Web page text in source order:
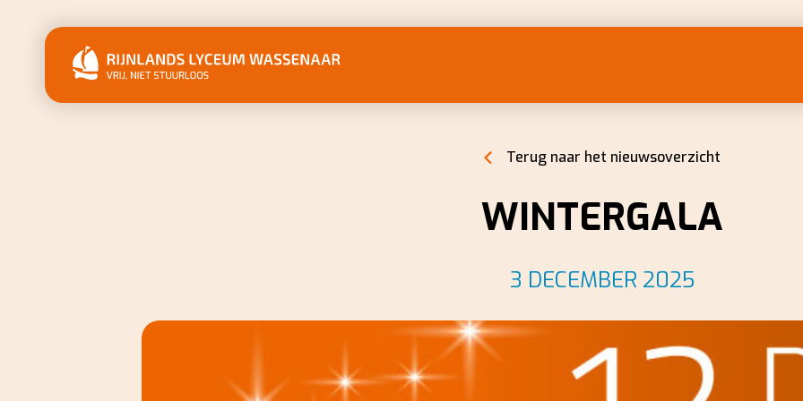
Terug naar het nieuwsoverzicht
WINTERGALA
3 DECEMBER 2025